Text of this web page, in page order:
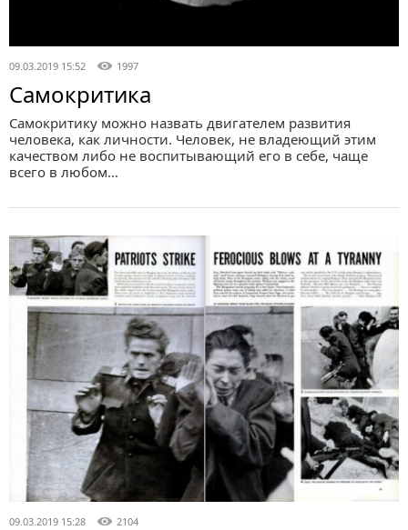
09.03.2019 15:52 1997
Самокритика
Самокритику можно назвать двигателем развития
человека, как личности. Человек, не владеющий этим
качеством либо не воспитывающий его в себе, чаще
всего в любом…
09.03.2019 15:28 2104